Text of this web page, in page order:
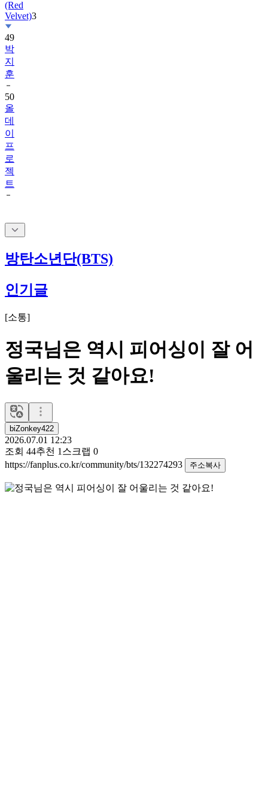
49
박
지
훈
50
올
데
이
프
로
젝
트
방탄소년단(BTS)
인기글
[소통]
정국님은 역시 피어싱이 잘 어
울리는 것 같아요!
biZonkey422
2026.07.01 12:23
조회 44추천 1 스크랩 0
https://fanplus.co.kr/community/bts/132274293
주소복사